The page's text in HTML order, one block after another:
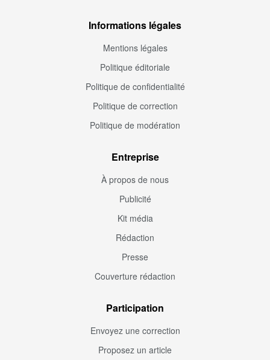
Informations légales
Mentions légales
Politique éditoriale
Politique de confidentialité
Politique de correction
Politique de modération
Entreprise
À propos de nous
Publicité
Kit média
Rédaction
Presse
Couverture rédaction
Participation
Envoyez une correction
Proposez un article